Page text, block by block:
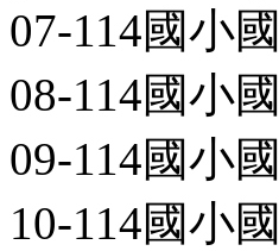
07-114國小
08-114國小
09-114國小
10-114國小